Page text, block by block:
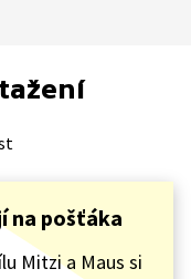
na pošťáka
Mitzi a Maus si